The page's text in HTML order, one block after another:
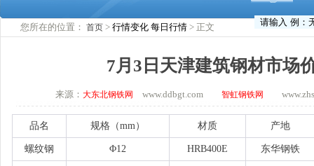
您所在的位置： 首页 > 行情变化 每日行情 > 正文
7月3日天津建筑钢材市场
来源： 大东北钢铁网 www.ddbgt.com 智虹钢铁网
品名 规格（mm） 材质 产地
螺纹钢 Φ12 HRB400E 东华钢铁